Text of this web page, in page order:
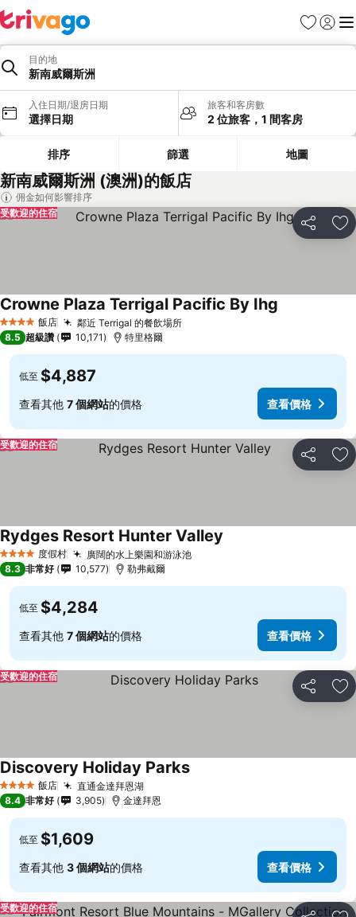
我的最愛
登入 選
目的地
新南威爾斯洲
入住日期/退房日期
選擇日期
旅客和客房數
2 位旅客，1 間客房
排序 篩選 地圖
新南威爾斯洲 (澳洲)的飯店
佣金如何影響排序
分享 加
受歡迎的住宿
4 星級 飯店 鄰近 Terrigal 的餐飲場所
Crowne Plaza Terrigal Pacific By Ihg
8.5 超級讚 10,171 特里格爾
低至 $4,887
查看其他 7 個網站的價格 查看價格
分享 加
受歡迎的住宿
4 星級 度假村 廣闊的水上樂園和游泳池
Rydges Resort Hunter Valley
8.3 非常好 10,577 勒弗戴爾
低至 $4,284
查看其他 7 個網站的價格 查看價格
分享 加
受歡迎的住宿
4 星級 飯店 直通金達拜恩湖
Discovery Holiday Parks
8.4 非常好 3,905 金達拜恩
低至 $1,609
查看其他 3 個網站的價格 查看價格
受歡迎的住宿